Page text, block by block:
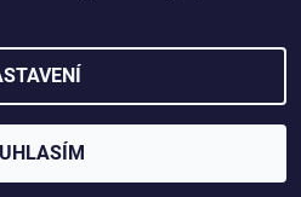
O ZDRAVÍ (BEZ MICRO:BIT)
Kč